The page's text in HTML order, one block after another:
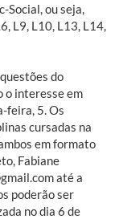
Social, ou seja,
L9, L10, L13, L14,
do
o interesse em
feira, 5. Os
cursadas na
em formato
Fabiane
até a
poderão ser
no dia 6 de